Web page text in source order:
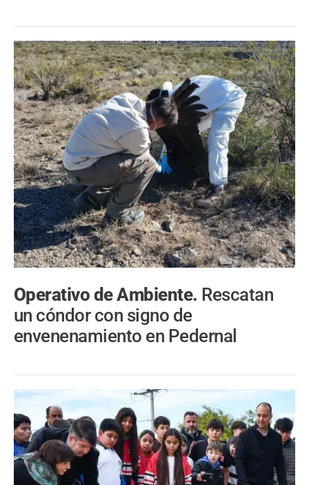
Operativo de Ambiente. Rescatan
un cóndor con signo de
envenenamiento en Pedernal